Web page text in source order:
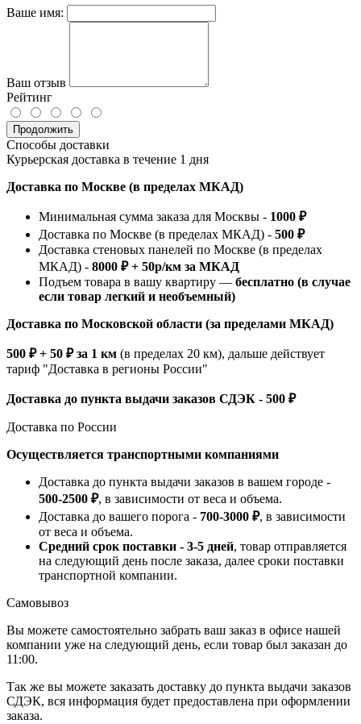
Ваше имя:
Ваш отзыв
Рейтинг
Продолжить
Способы доставки
Курьерская доставка в течение 1 дня
Доставка по Москве (в пределах МКАД)
Минимальная сумма заказа для Москвы - 1000 ₽
Доставка по Москве (в пределах МКАД) - 500 ₽
Доставка стеновых панелей по Москве (в пределах
МКАД) - 8000 ₽ + 50р/км за МКАД
Подъем товара в вашу квартиру — бесплатно (в случае
если товар легкий и необъемный)
Доставка по Московской области (за пределами МКАД)
500 ₽ + 50 ₽ за 1 км (в пределах 20 км), дальше действует
тариф "Доставка в регионы России"
Доставка до пункта выдачи заказов СДЭК - 500 ₽
Доставка по России
Осуществляется транспортными компаниями
Доставка до пункта выдачи заказов в вашем городе -
500-2500 ₽, в зависимости от веса и объема.
Доставка до вашего порога - 700-3000 ₽, в зависимости
от веса и объема.
Средний срок поставки - 3-5 дней, товар отправляется
на следующий день после заказа, далее сроки поставки
транспортной компании.
Самовывоз
Вы можете самостоятельно забрать ваш заказ в офисе нашей
компании уже на следующий день, если товар был заказан до
11:00.
Так же вы можете заказать доставку до пункта выдачи заказов
СДЭК, вся информация будет предоставлена при оформлении
заказа.